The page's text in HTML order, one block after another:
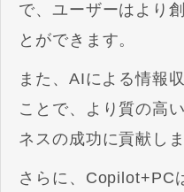
で、ユーザーはより
とができます。
また、AIによる情報
ことで、より質の高
ネスの成功に貢献しま
さらに、Copilot+PC